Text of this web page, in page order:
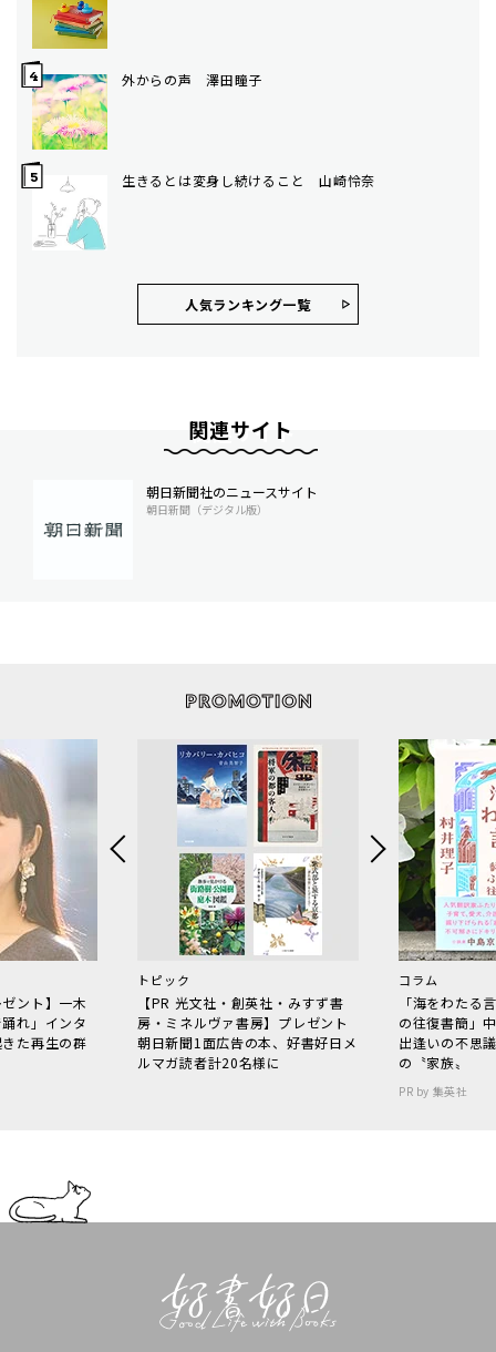
外からの声 澤田瞳子
生きるとは変身し続けること 山崎怜奈
人気ランキング⼀覧
関連サイト
朝日新聞社のニュースサイト
朝日新聞（デジタル版）
ント】一木
れ」インタ
た再生の群
トピック
【PR 光文社・創英社・みすず書
房・ミネルヴァ書房】プレゼント
朝日新聞1面広告の本、好書好日メ
ルマガ読者計20名様に
コラム
「海をわた
の往復書簡」
出逢いの不思
の〝家族〟
PR by 集英社